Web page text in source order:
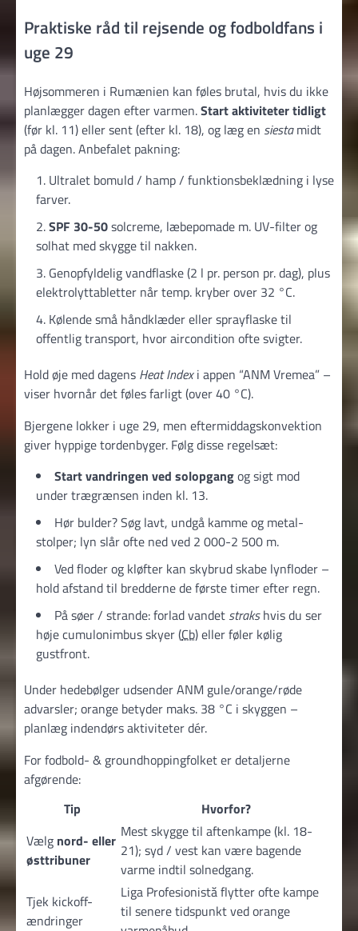
Praktiske råd til rejsende og fodboldfans i
uge 29
Højsommeren i Rumænien kan føles brutal, hvis du ikke
planlægger dagen efter varmen.Start aktiviteter tidligt
(før kl. 11) eller sent (efter kl. 18), og læg en siestamidt
på dagen. Anbefalet pakning:
Ultralet bomuld / hamp / funktions­beklædning i lyse
farver.
SPF 30-50solcreme, læbepomade m. UV-filter og
solhat med skygge til nakken.
Genopfyldelig vandflaske (2 l pr. person pr. dag), plus
elektrolyt­tabletter når temp. kryber over 32 °C.
Kølende små håndklæder eller sprayflaske til
offentlig transport, hvor aircondition ofte svigter.
Hold øje med dagens Heat Indexi appen “ANM Vremea” –
viser hvornår det føles farligt (over 40 °C).
Bjergene lokker i uge 29, men efter­middags­konvektion
giver hyppige torden­byger. Følg disse regelsæt:
Start vandringen ved solopgangog sigt mod
under trægrænsen inden kl. 13.
Hør bulder? Søg lavt, undgå kamme og metal­
stolper; lyn slår ofte ned ved 2 000-2 500 m.
Ved floder og kløfter kan skybrud skabe lynfloder –
hold afstand til bredderne de første timer efter regn.
På søer / strande: forlad vandet strakshvis du ser
høje cumulonimbus skyer (Cb) eller føler kølig
gustfront.
Under hedebølger udsender ANM gule/orange/røde
advarsler; orange betyder maks. 38 °C i skyggen –
planlæg indendørs aktiviteter dér.
For fodbold- & groundhopping­folket er detaljerne
afgørende:
Tip
Hvorfor?
Vælg nord- eller
østtribuner
Mest skygge til aftenkampe (kl. 18-
21); syd / vest kan være bagende
varme indtil solnedgang.
Tjek kickoff-
ændringer
Liga Profesionistă flytter ofte kampe
til senere tidspunkt ved orange